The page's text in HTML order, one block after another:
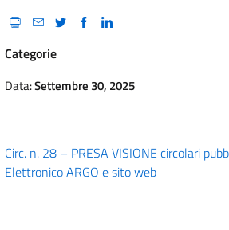
Categorie
Data:Settembre 30, 2025
Circ. n. 28 – PRESA VISIONE circolari
Elettronico ARGO e sito web